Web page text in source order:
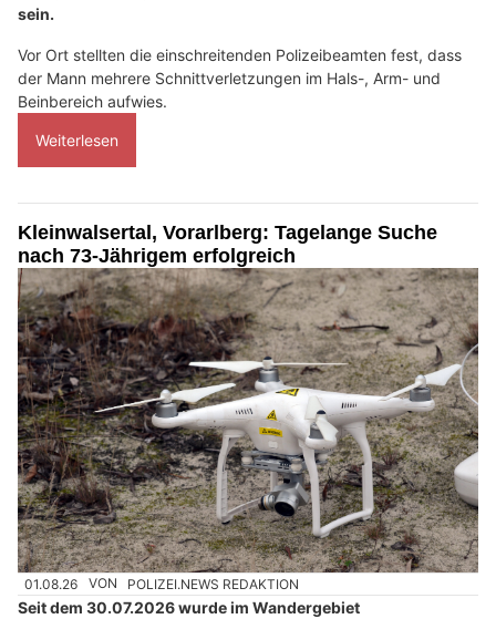
sein.
Vor Ort stellten die einschreitenden Polizeibeamten fest, dass
der Mann mehrere Schnittverletzungen im Hals-, Arm- und
Beinbereich aufwies.
Weiterlesen
Kleinwalsertal, Vorarlberg: Tagelange Suche
nach 73-Jährigem erfolgreich
01.08.26 VON POLIZEI.NEWS REDAKTION
Seit dem 30.07.2026 wurde im Wandergebiet